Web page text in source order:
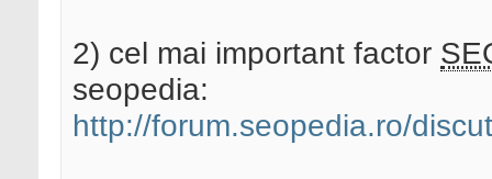
2) cel mai important factor
seopedia:
http://forum.seopedia.ro/